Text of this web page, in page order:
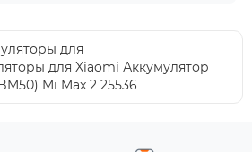
для
для Xiaomi Аккумулятор
Mi Max 2 25536